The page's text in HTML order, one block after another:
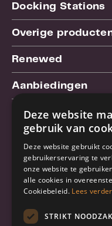
Docking Stations
Overige
Renewed
Aanbiedingen
Blog
Klantenservice
Bestel- en
verzendinformatie
Garantie en reparatie
Deze website
gebruik van
Deze website gebruikt
gebruikerservaring te
onze website te
alle cookies in
Cookiebeleid. Lees verder
STRIKT